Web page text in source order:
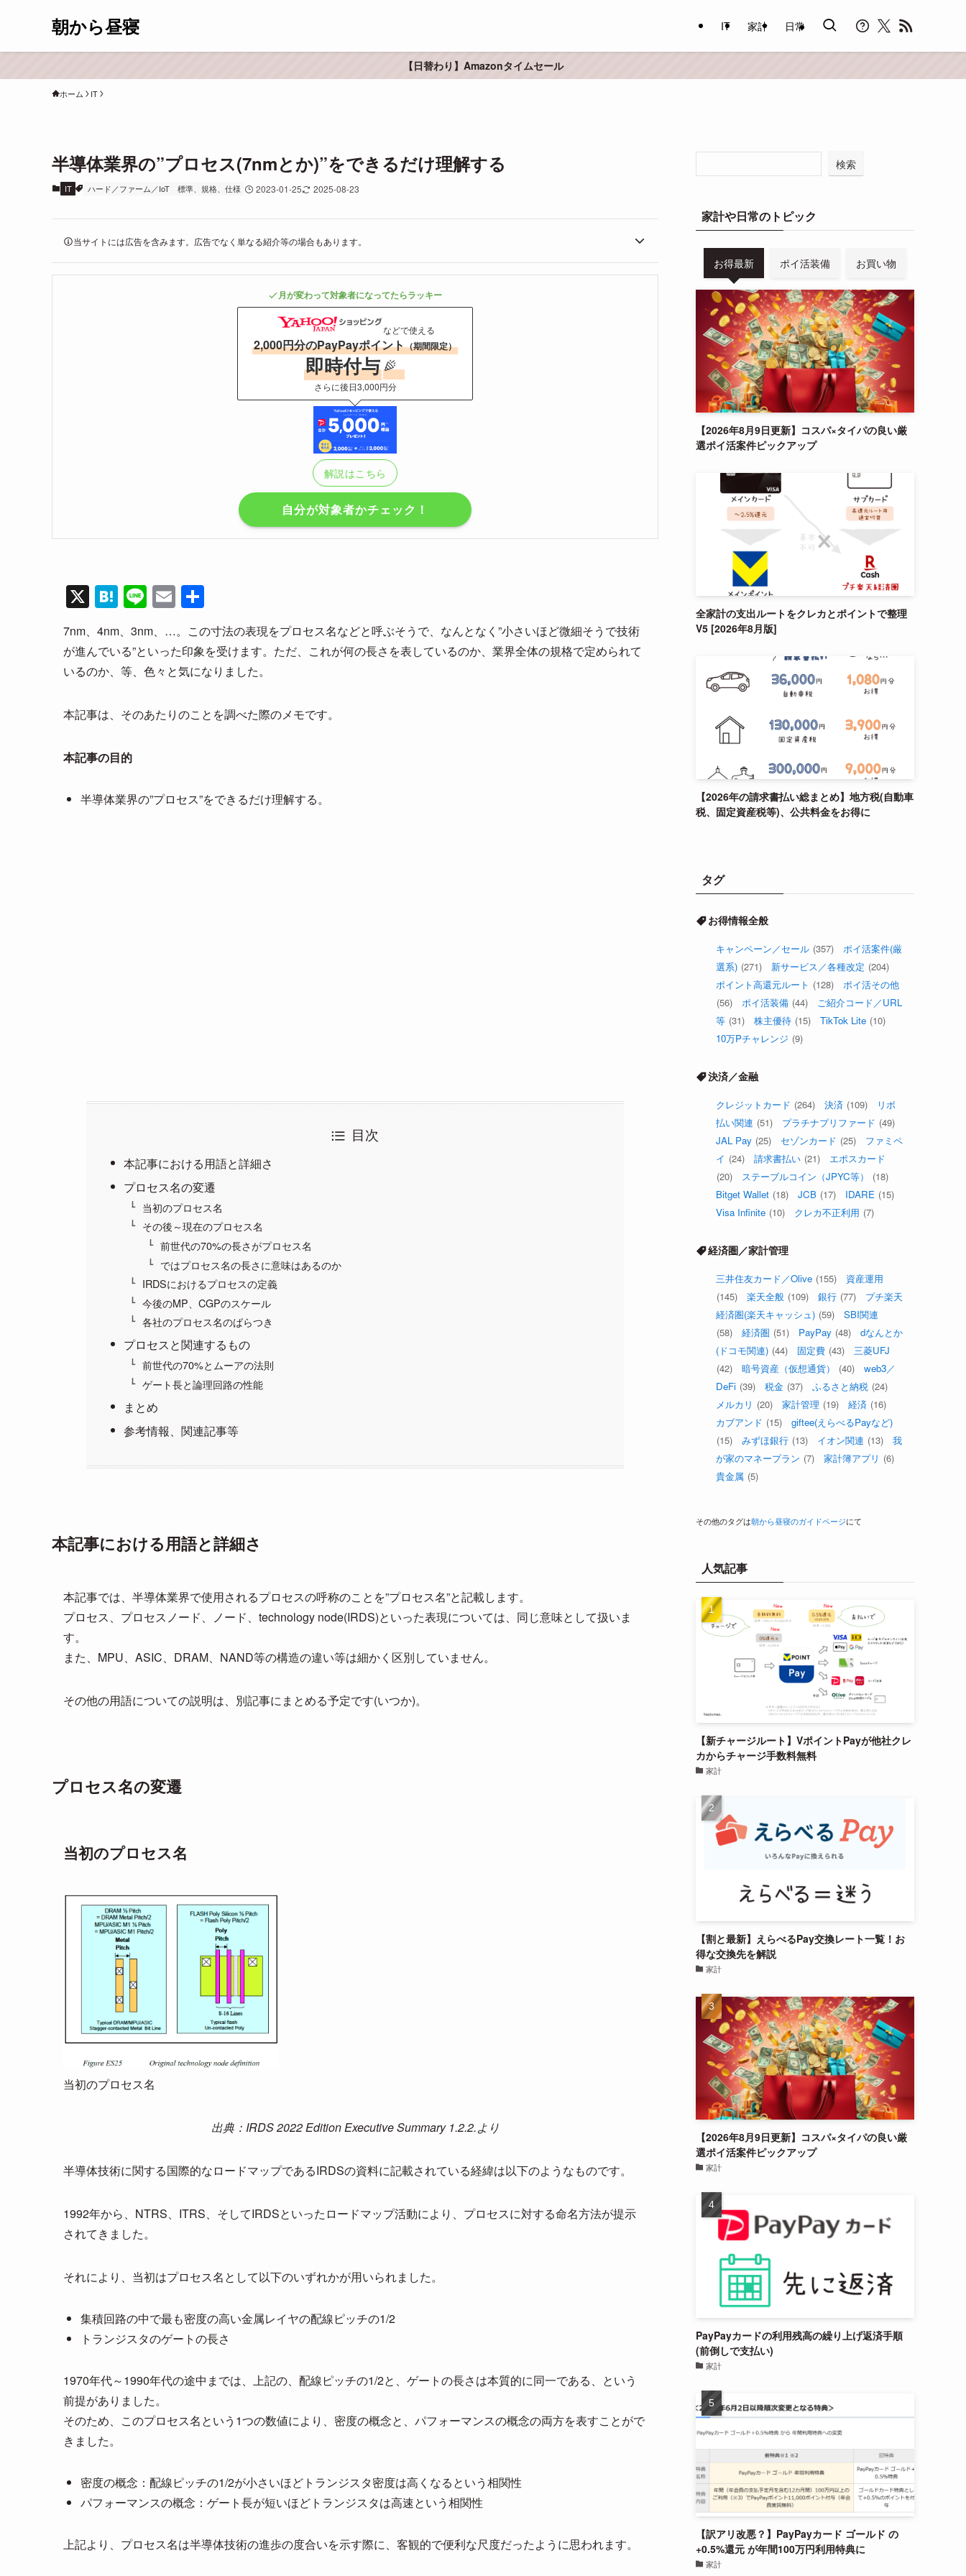
朝から昼寝 IT 家計 日常
【日替わり】Amazonタイムセール
ホーム IT
半導体業界の”プロセス(7nmとか)”をできるだけ理解する
IT ハード／ファーム／IoT 標準、規格、仕様 2023-01-25 2025-08-23
当サイトには広告を含みます。広告でなく単なる紹介等の場合もあります。
月が変わって対象者になってたらラッキー
などで使える
2,000円分のPayPayポイント（期間限定）
即時付与
さらに後日3,000円分
解説はこちら
自分が対象者かチェック！
X H
at
e
n
Li
n
e
E
m
ail
有
7nm、4nm、3nm、…。この寸法の表現をプロセス名などと呼ぶそうで、なんとなく”小さいほど微細そうで技術
が進んでいる”といった印象を受けます。ただ、これが何の長さを表しているのか、業界全体の規格で定められて
いるのか、等、色々と気になりました。
本記事は、そのあたりのことを調べた際のメモです。
本記事の目的
半導体業界の”プロセス”をできるだけ理解する。
目次
本記事における用語と詳細さ
プロセス名の変遷
当初のプロセス名
その後～現在のプロセス名
前世代の70%の長さがプロセス名
ではプロセス名の長さに意味はあるのか
IRDSにおけるプロセスの定義
今後のMP、CGPのスケール
各社のプロセス名のばらつき
プロセスと関連するもの
前世代の70%とムーアの法則
ゲート長と論理回路の性能
まとめ
参考情報、関連記事等
本記事における用語と詳細さ
本記事では、半導体業界で使用されるプロセスの呼称のことを”プロセス名”と記載します。
プロセス、プロセスノード、ノード、technology node(IRDS)といった表現については、同じ意味として扱いま
す。
また、MPU、ASIC、DRAM、NAND等の構造の違い等は細かく区別していません。
その他の用語についての説明は、別記事にまとめる予定です(いつか)。
プロセス名の変遷
当初のプロセス名
当初のプロセス名
出典：IRDS 2022 Edition Executive Summary 1.2.2.より
半導体技術に関する国際的なロードマップであるIRDSの資料に記載されている経緯は以下のようなものです。
1992年から、NTRS、ITRS、そしてIRDSといったロードマップ活動により、プロセスに対する命名方法が提示
されてきました。
それにより、当初はプロセス名として以下のいずれかが用いられました。
集積回路の中で最も密度の高い金属レイヤの配線ピッチの1/2
トランジスタのゲートの長さ
1970年代～1990年代の途中までは、上記の、配線ピッチの1/2と、ゲートの長さは本質的に同一である、という
前提がありました。
そのため、このプロセス名という1つの数値により、密度の概念と、パフォーマンスの概念の両方を表すことがで
きました。
密度の概念：配線ピッチの1/2が小さいほどトランジスタ密度は高くなるという相関性
パフォーマンスの概念：ゲート長が短いほどトランジスタは高速という相関性
上記より、プロセス名は半導体技術の進歩の度合いを示す際に、客観的で便利な尺度だったように思われます。
検索
家計や日常のトピック
お得最新 ポイ活装備 お買い物
【2026年8月9日更新】コスパ×タイパの良い厳
選ポイ活案件ピックアップ
全家計の支出ルートをクレカとポイントで整理
V5 [2026年8月版]
【2026年の請求書払い総まとめ】地方税(自動車
税、固定資産税等)、公共料金をお得に
タグ
お得情報全般
キャンペーン／セール (357)
ポイ活案件(厳
選系) (271) 新サービス／各種改定 (204)
ポイント高還元ルート (128)
ポイ活その他
(56)
ポイ活装備 (44)
ご紹介コード／URL
等 (31) 株主優待 (15) TikTok Lite (10)
10万Pチャレンジ (9)
決済／金融
クレジットカード (264) 決済 (109)
リボ
払い関連 (51) プラチナプリファード (49)
JAL Pay (25) セゾンカード (25)
ファミペ
イ (24) 請求書払い (21)
エポスカード
(20)
ステーブルコイン（JPYC等）
(18)
Bitget Wallet (18) JCB (17) IDARE (15)
Visa Infinite (10) クレカ不正利用 (7)
経済圏／家計管理
三井住友カード／Olive (155)
資産運用
(145)
楽天全般 (109) 銀行 (77)
プチ楽天
経済圏(楽天キャッシュ) (59)
SBI関連
(58)
経済圏 (51) PayPay (48)
dなんとか
(ドコモ関連) (44) 固定費 (43)
三菱UFJ
(42)
暗号資産（仮想通貨） (40)
web3／
DeFi (39) 税金 (37) ふるさと納税 (24)
メルカリ (20) 家計管理 (19) 経済 (16)
カブアンド (15)
giftee(えらべるPayなど)
(15)
みずほ銀行 (13) イオン関連 (13)
我
が家のマネープラン (7) 家計簿アプリ (6)
貴金属 (5)
その他のタグは朝から昼寝のガイドページにて
人気記事
【新チャージルート】VポイントPayが他社クレ
カからチャージ手数料無料
家計
【割と最新】えらべるPay交換レート一覧！お
得な交換先を解説
家計
【2026年8月9日更新】コスパ×タイパの良い厳
選ポイ活案件ピックアップ
家計
PayPayカードの利用残高の繰り上げ返済手順
(前倒しで支払い)
家計
【訳アリ改悪？】PayPayカード ゴールド の
+0.5%還元 が年間100万円利用特典に
家計